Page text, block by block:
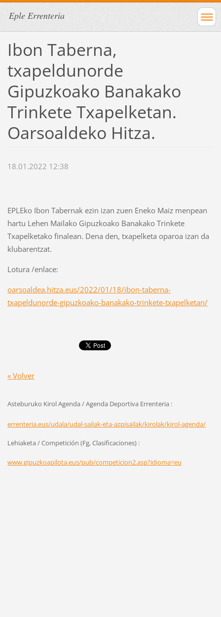
Eple Errenteria
Ibon Taberna,
txapeldunorde
Gipuzkoako Banakako
Trinkete Txapelketan.
Oarsoaldeko Hitza.
18.01.2022 12:38
EPLEko Ibon Tabernak ezin izan zuen Eneko Maiz menpean
hartu Lehen Mailako Gipuzkoako Banakako Trinkete
Txapelketako finalean. Dena den, txapelketa oparoa izan da
klubarentzat.
Lotura /enlace:
oarsoaldea.hitza.eus/2022/01/18/ibon-taberna-
txapeldunorde-gipuzkoako-banakako-trinkete-txapelketan/
« Volver
Asteburuko Kirol Agenda / Agenda Deportiva Errenteria :
errenteria.eus/udala/udal-sailak-eta-azpisailak/kirolak/kirol-agenda/
Lehiaketa / Competición (Fg, Clasificaciones) :
www.gipuzkoapilota.eus/pub/competicion2.asp?idioma=eu